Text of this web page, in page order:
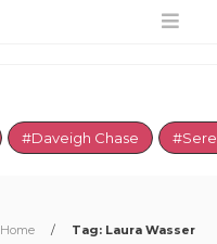
#Daveigh Chase
Home / Tag: Laura Wasser